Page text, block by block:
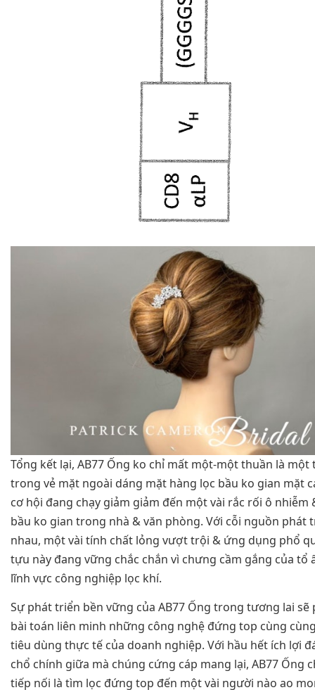
Tổng kết lại, AB77 Ống ko chỉ mất một-một thuần là
trong vẻ mặt ngoài dáng mặt hàng lọc bầu ko gian mặt
cơ hội đang chạy giảm giảm đến một vài rắc rối ô nhiễm
bầu ko gian trong nhà & văn phòng. Với cỗi nguồn phát
nhau, một vài tính chất lỏng vượt trội & ứng dụng phổ
tựu này đang vững chắc chắn vì chưng cầm gắng của tổ
lĩnh vực công nghiệp lọc khí.
Sự phát triển bền vững của AB77 Ống trong tương lai sẽ
bài toán liên minh những công nghệ đứng top cùng
tiêu dùng thực tế của doanh nghiệp. Với hầu hết ích lợi
chổ chính giữa mà chúng cứng cáp mang lại, AB77 Ống
tiếp nối là tìm lọc đứng top đến một vài người nào ao